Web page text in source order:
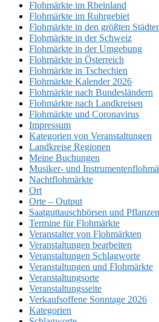
Flohmärkte im Rheinland
Flohmärkte im Ruhrgebiet
Flohmärkte in den größten
Flohmärkte in der Schweiz
Flohmärkte in der Umgebung
Flohmärkte in Österreich
Flohmärkte in Tschechien
Flohmärkte Kalender 2026
Flohmärkte nach Bundesländern
Flohmärkte nach Landkreisen
Flohmärkte und Coronavirus
Impressum
Kategorien von Veranstaltungen
Landkreise Regionen
Meine Buchungen
Musiker- und
Nachtflohmärkte
Ort
Orte – Output
Saatguttauschbörsen und
Termine für Flohmärkte
Veranstalter von Flohmärkten
Veranstaltungen bearbeiten
Veranstaltungen Schlagworte
Veranstaltungen und Flohmärkte
Veranstaltungsorte
Veranstaltungsseite
Verkaufsoffene Sonntage 2026
Kategorien